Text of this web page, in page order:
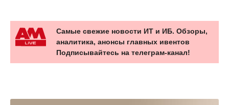
Самые свежие новости ИТ и ИБ. Обзоры,
аналитика, анонсы главных ивентов
Подписывайтесь на телеграм-канал!